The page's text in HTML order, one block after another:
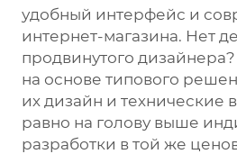
удобный интерфейс и
интернет-магазина. Нет
продвинутого
на основе типового
их дизайн и технические
равно на голову выше
разработки в той же